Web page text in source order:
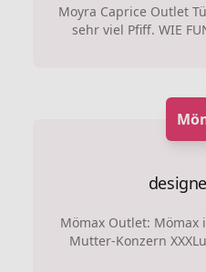
Moyra Caprice Outlet
sehr viel Pfiff. WIE
Mömax Outlet:
Mutter-Konzern